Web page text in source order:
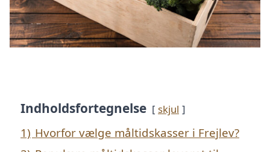
Indholdsfortegnelse skjul
1) Hvorfor vælge måltidskasser i Frejlev?